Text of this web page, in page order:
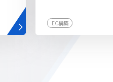
EC構築